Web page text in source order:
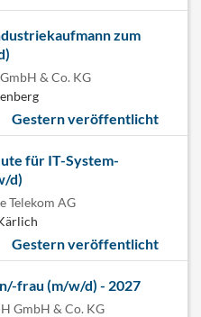
zum
& Co. KG
Gestern veröffentlicht
für IT-System-
d)
Telekom AG
Gestern veröffentlicht
frau (m/w/d) - 2027
GmbH & Co. KG